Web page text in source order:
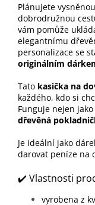
Plánujete
dobrodružnou
vám pomůže
elegantnímu
personalizace se
originálním
Tato kasička na
každého, kdo si
Funguje nejen
dřevěná
Je ideální jako
darovat peníze na
✔️ Vlastnosti
vyrobena z